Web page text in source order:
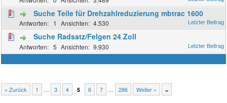
Suche Teile für Drehzahlreduzierung mbtrac 1600
1 4.530
Suche Radsatz/Felgen 24 Zoll
5 9.930
« Zurück 1 … 3 4 5 6 7 … 286 Weiter »